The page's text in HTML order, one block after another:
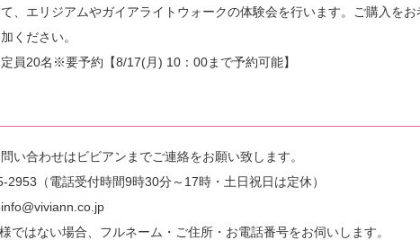
、エリジアムやガイアライトウォークの体験会を行います。ご購入を
ください。
員20名※要予約【8/17(月) 10：00まで予約可能】
い合わせはビビアンまでご連絡をお願い致します。
2953（電話受付時間9時30分～17時・土日祝日は定休）
ではない場合、フルネーム・ご住所・お電話番号をお伺いします。